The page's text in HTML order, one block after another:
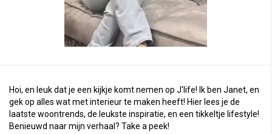
Hoi, en leuk dat je een kijkje komt nemen op J'life! Ik ben Janet, en
gek op alles wat met interieur te maken heeft! Hier lees je de
laatste woontrends, de leukste inspiratie, en een tikkeltje lifestyle!
Benieuwd naar mijn verhaal? Take a peek!